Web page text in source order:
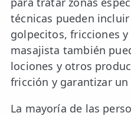
técnicas pueden
golpecitos, fricciones
masajista también
lociones y otros
fricción y garantizar un
La mayoría de las